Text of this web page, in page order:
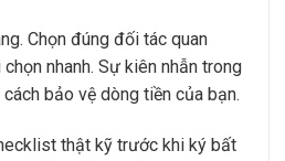
Chọn đúng đối tác quan
nhanh. Sự kiên nhẫn trong
bảo vệ dòng tiền của bạn.
thật kỹ trước khi ký bất